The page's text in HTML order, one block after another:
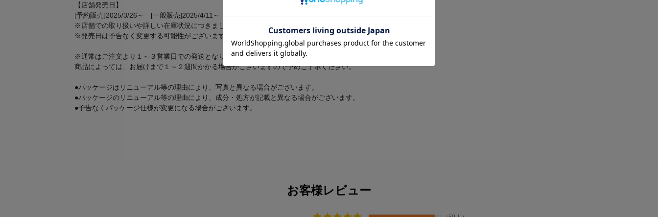
【店舗発売日】
[予約販売]2025/3/26～ [一般販売]2025/4/11～
※店舗での取り扱いや詳しい在庫状況につきましては、各店舗にお問い合わせください。
※発売日は予告なく変更する可能性がございます。予めご了承ください。
※通常はご注文より１～３営業日での発送となります。
商品によっては、お届けまで１～２週間かかる場合がございますので予めご了承ください。
●パッケージはリニューアル等の理由により、写真と異なる場合がございます。
●パッケージのリニューアル等の理由により、成分・処方が記載と異なる場合がございます。
●予告なくパッケージ仕様が変更になる場合がございます。
お客様レビュー